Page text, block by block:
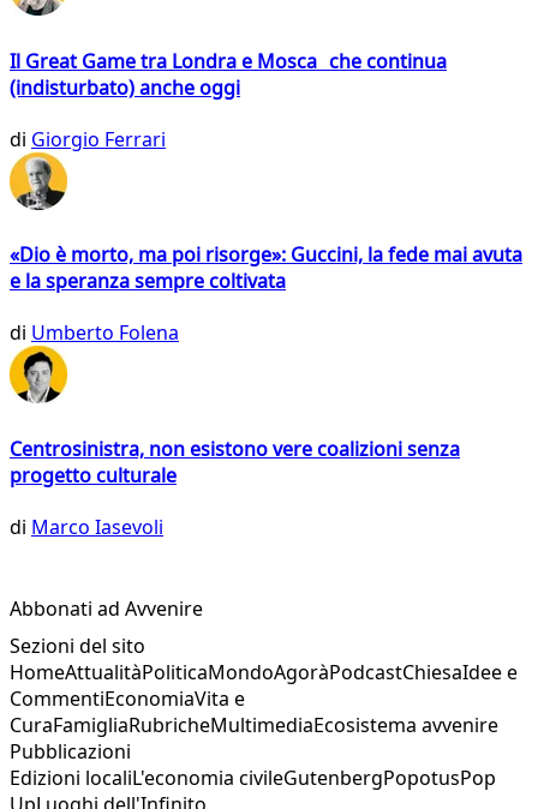
Il Great Game tra Londra e Mosca che continua
(indisturbato) anche oggi
di Giorgio Ferrari
«Dio è morto, ma poi risorge»: Guccini, la fede mai avuta
e la speranza sempre coltivata
di Umberto Folena
Centrosinistra, non esistono vere coalizioni senza
progetto culturale
di Marco Iasevoli
Abbonati ad Avvenire
Sezioni del sito
HomeAttualitàPoliticaMondoAgoràPodcastChiesaIdee e
CommentiEconomiaVita e
CuraFamigliaRubricheMultimediaEcosistema avvenire
Pubblicazioni
Edizioni localiL'economia civileGutenbergPopotusPop